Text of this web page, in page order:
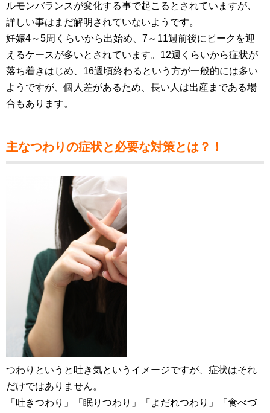
ルモンバランスが変化する事で起こるとされていますが、
詳しい事はまだ解明されていないようです。
妊娠4～5周くらいから出始め、7～11週前後にピークを迎
えるケースが多いとされています。12週くらいから症状が
落ち着きはじめ、16週頃終わるという方が一般的には多い
ようですが、個人差があるため、長い人は出産まである場
合もあります。
主なつわりの症状と必要な対策とは？！
つわりというと吐き気というイメージですが、症状はそれ
だけではありません。
「吐きつわり」「眠りつわり」「よだれつわり」「食べづ